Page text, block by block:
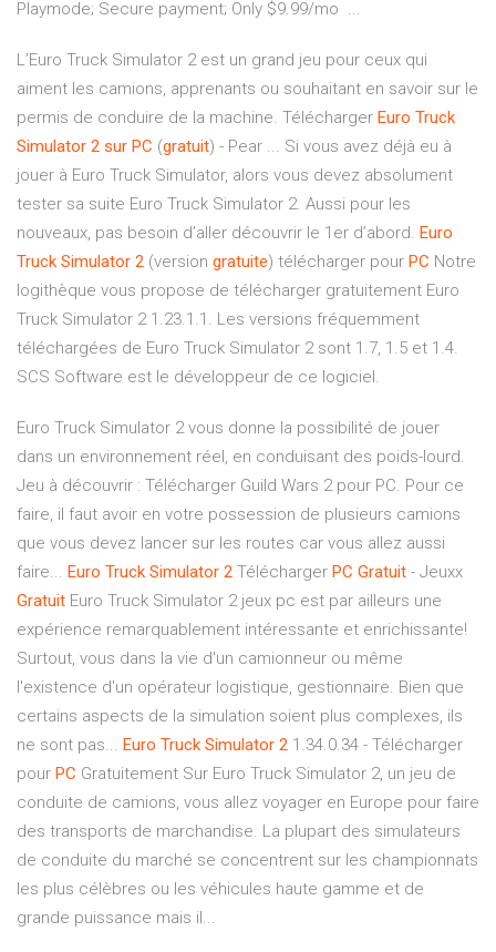
Playmode; Secure payment; Only $9.99/mo ...
L’Euro Truck Simulator 2 est un grand jeu pour ceux qui
aiment les camions, apprenants ou souhaitant en savoir sur le
permis de conduire de la machine. Télécharger Euro Truck
Simulator 2 sur PC (gratuit) - Pear ... Si vous avez déjà eu à
jouer à Euro Truck Simulator, alors vous devez absolument
tester sa suite Euro Truck Simulator 2. Aussi pour les
nouveaux, pas besoin d’aller découvrir le 1er d’abord. Euro
Truck Simulator 2 (version gratuite) télécharger pour PC Notre
logithèque vous propose de télécharger gratuitement Euro
Truck Simulator 2 1.23.1.1. Les versions fréquemment
téléchargées de Euro Truck Simulator 2 sont 1.7, 1.5 et 1.4.
SCS Software est le développeur de ce logiciel.
Euro Truck Simulator 2 vous donne la possibilité de jouer
dans un environnement réel, en conduisant des poids-lourd.
Jeu à découvrir : Télécharger Guild Wars 2 pour PC. Pour ce
faire, il faut avoir en votre possession de plusieurs camions
que vous devez lancer sur les routes car vous allez aussi
faire... Euro Truck Simulator 2 Télécharger PC Gratuit - Jeuxx
Gratuit Euro Truck Simulator 2 jeux pc est par ailleurs une
expérience remarquablement intéressante et enrichissante!
Surtout, vous dans la vie d'un camionneur ou même
l'existence d'un opérateur logistique, gestionnaire. Bien que
certains aspects de la simulation soient plus complexes, ils
ne sont pas... Euro Truck Simulator 2 1.34.0.34 - Télécharger
pour PC Gratuitement Sur Euro Truck Simulator 2, un jeu de
conduite de camions, vous allez voyager en Europe pour faire
des transports de marchandise. La plupart des simulateurs
de conduite du marché se concentrent sur les championnats
les plus célèbres ou les véhicules haute gamme et de
grande puissance mais il...